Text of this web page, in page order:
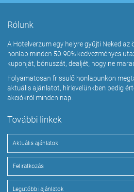
Rólunk
A Hotelverzum egy helyre gyűjti Neked az
honlap minden 50-90% kedvezményes
kuponját, bónuszát, dealjét, hogy ne
Folyamatosan frissülő honlapunkon
aktuális ajánlatot, hírlevelünkben pedig
akciókról minden nap.
További linkek
Aktuális ajánlatok
Feliratkozás
Legutóbbi ajánlatok